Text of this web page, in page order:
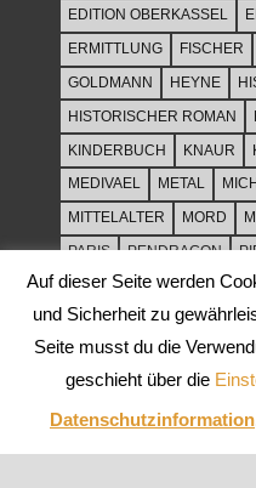
EDITION OBERKASSEL
ERMITTLUNG
FISCHER
GOLDMANN
HEYNE
HISTORISCHER ROMAN
KINDERBUCH
KNAUR
MEDIVAEL
METAL
MITTELALTER
MORD
PARIS
PENDRAGON
ROCKMUSIK
ROMAN
SPANNUNG
SYLT
WEIHNACHT
Auf dieser Seite werden
und Sicherheit zu
Seite musst du die
geschieht über die
Datenschutzinformation